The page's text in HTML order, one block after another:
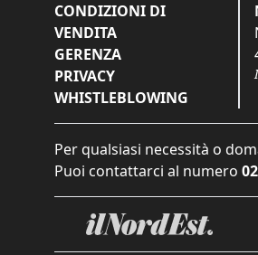
CONDIZIONI DI
VENDITA
GERENZA
PRIVACY
WHISTLEBLOWING
Per qualsiasi necessità o
Puoi contattarci al numero